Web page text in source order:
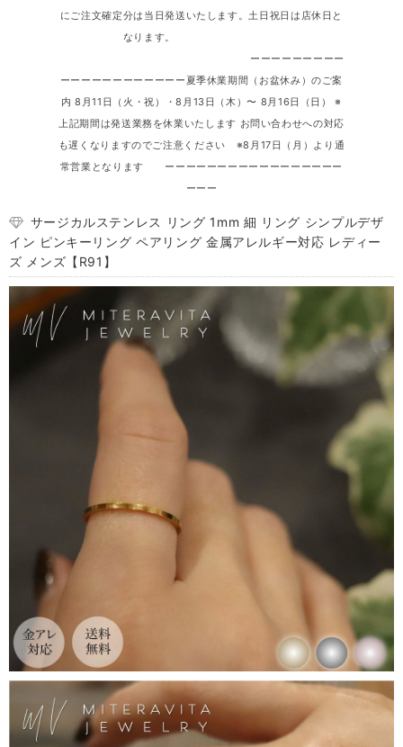
にご注文確定分は当日発送いたします。土日祝日は店休日と
なります。
ーーーーーーーーー
ーーーーーーーーーーーー夏季休業期間（お盆休み）のご案
内 8月11日（火・祝）・8月13日（木）〜 8月16日（日） ※
上記期間は発送業務を休業いたします お問い合わせへの対応
も遅くなりますのでご注意ください ※8月17日（月）より通
常営業となります ーーーーーーーーーーーーーーーーー
ーーー
サージカルステンレス リング 1mm 細 リング シンプルデザ
イン ピンキーリング ペアリング 金属アレルギー対応 レディー
ズ メンズ【R91】